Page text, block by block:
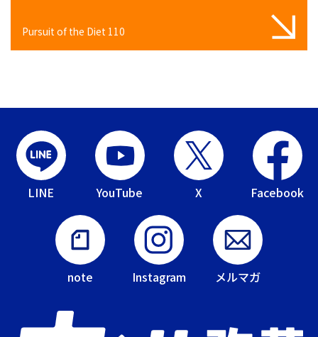
Pursuit of the Diet 110
LINE YouTube X Facebook
note Instagram メルマガ